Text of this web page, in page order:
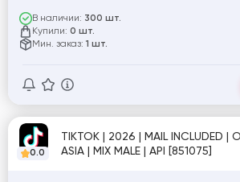
В наличии: 300 шт.
Купили: 0 шт.
Мин. заказ: 1 шт.
0.0
TIKTOK | 2026 | MAIL INCLUDED |
ASIA | MIX MALE | API [851075]